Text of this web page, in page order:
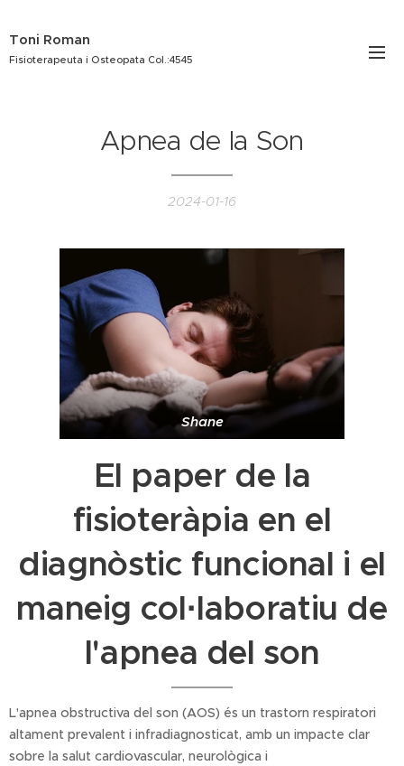
Toni Roman
Fisioterapeuta i Osteopata Col.:4545
Apnea de la Son
2024-01-16
Shane
El paper de la
fisioteràpia en el
diagnòstic funcional i el
maneig col·laboratiu de
l'apnea del son
L'apnea obstructiva del son (AOS) és un trastorn respiratori
altament prevalent i infradiagnosticat, amb un impacte clar
sobre la salut cardiovascular, neurològica i